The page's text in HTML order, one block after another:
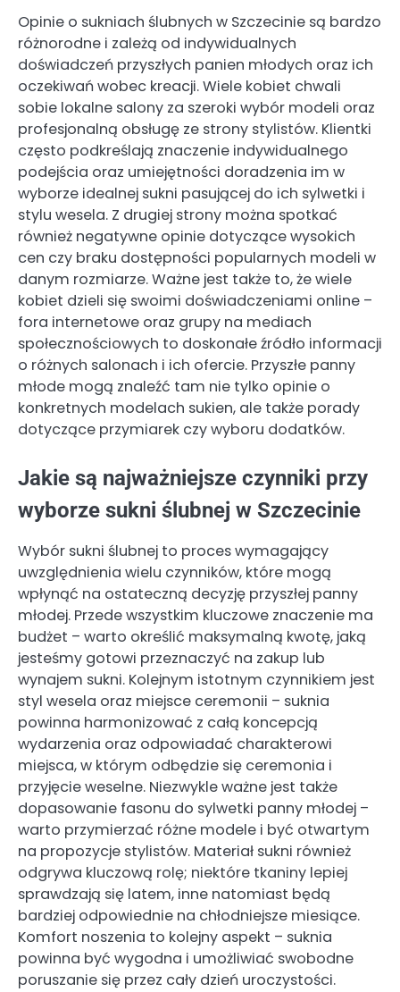
Opinie o sukniach ślubnych w Szczecinie są bardzo
różnorodne i zależą od indywidualnych
doświadczeń przyszłych panien młodych oraz ich
oczekiwań wobec kreacji. Wiele kobiet chwali
sobie lokalne salony za szeroki wybór modeli oraz
profesjonalną obsługę ze strony stylistów. Klientki
często podkreślają znaczenie indywidualnego
podejścia oraz umiejętności doradzenia im w
wyborze idealnej sukni pasującej do ich sylwetki i
stylu wesela. Z drugiej strony można spotkać
również negatywne opinie dotyczące wysokich
cen czy braku dostępności popularnych modeli w
danym rozmiarze. Ważne jest także to, że wiele
kobiet dzieli się swoimi doświadczeniami online –
fora internetowe oraz grupy na mediach
społecznościowych to doskonałe źródło informacji
o różnych salonach i ich ofercie. Przyszłe panny
młode mogą znaleźć tam nie tylko opinie o
konkretnych modelach sukien, ale także porady
dotyczące przymiarek czy wyboru dodatków.
Jakie są najważniejsze czynniki przy
wyborze sukni ślubnej w Szczecinie
Wybór sukni ślubnej to proces wymagający
uwzględnienia wielu czynników, które mogą
wpłynąć na ostateczną decyzję przyszłej panny
młodej. Przede wszystkim kluczowe znaczenie ma
budżet – warto określić maksymalną kwotę, jaką
jesteśmy gotowi przeznaczyć na zakup lub
wynajem sukni. Kolejnym istotnym czynnikiem jest
styl wesela oraz miejsce ceremonii – suknia
powinna harmonizować z całą koncepcją
wydarzenia oraz odpowiadać charakterowi
miejsca, w którym odbędzie się ceremonia i
przyjęcie weselne. Niezwykle ważne jest także
dopasowanie fasonu do sylwetki panny młodej –
warto przymierzać różne modele i być otwartym
na propozycje stylistów. Materiał sukni również
odgrywa kluczową rolę; niektóre tkaniny lepiej
sprawdzają się latem, inne natomiast będą
bardziej odpowiednie na chłodniejsze miesiące.
Komfort noszenia to kolejny aspekt – suknia
powinna być wygodna i umożliwiać swobodne
poruszanie się przez cały dzień uroczystości.